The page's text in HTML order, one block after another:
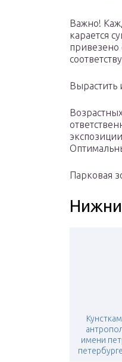
Важно!
карается
привезено
Вырастить
Парковая
имени